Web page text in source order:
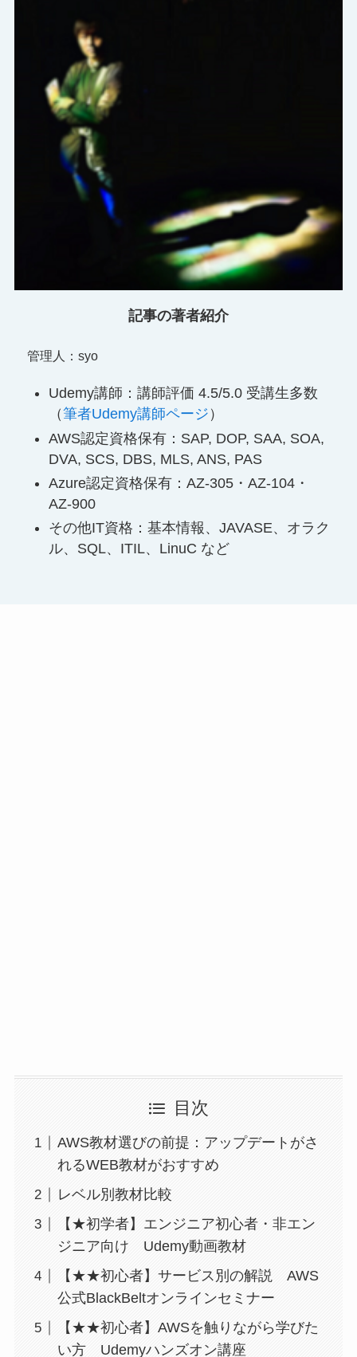
記事の著者紹介
管理人：syo
Udemy講師：講師評価 4.5/5.0 受講生多数
（筆者Udemy講師ページ ）
AWS認定資格保有：SAP, DOP, SAA, SOA,
DVA, SCS, DBS, MLS, ANS, PAS
Azure認定資格保有：AZ-305・AZ-104・
AZ-900
その他IT資格：基本情報、JAVASE、オラク
ル、SQL、ITIL、LinuC など
目次
AWS教材選びの前提：アップデートがさ
れるWEB教材がおすすめ
レベル別教材比較
【★初学者】エンジニア初心者・非エン
ジニア向け Udemy動画教材
【★★初心者】サービス別の解説 AWS
公式BlackBeltオンラインセミナー
【★★初心者】AWSを触りながら学びた
い方 Udemyハンズオン講座